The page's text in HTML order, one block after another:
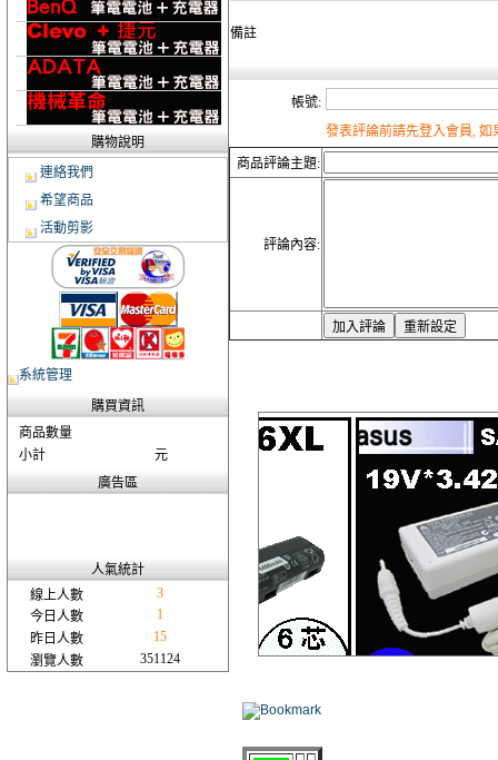
購物說明
連絡我們
希望商品
活動剪影
系統管理
購買資訊
商品數量
小計
元
廣告區
人氣統計
線上人數
3
今日人數
1
昨日人數
15
瀏覽人數
351124
備註
帳號:
發表評論前請先登入會員,
商品評論主題:
評論內容: